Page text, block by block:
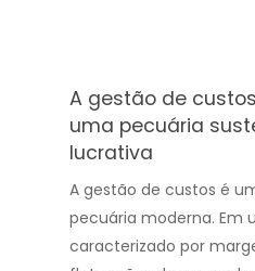
A gestão de
uma pecuária
lucrativa
A gestão de custos é
pecuária moderna. Em
caracterizado por